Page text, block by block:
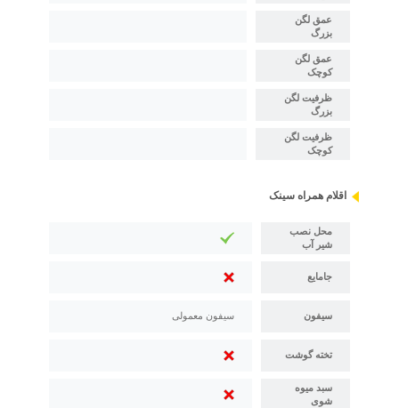
عمق لگن
بزرگ
عمق لگن
کوچک
ظرفیت لگن
بزرگ
ظرفیت لگن
کوچک
اقلام همراه سینک
محل نصب
شیر آب
جامایع
سیفون سیفون معمولی
تخته گوشت
سبد میوه
شوی